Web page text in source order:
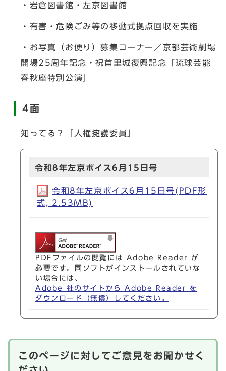
・岩倉図書館・左京図書館
・有害・危険ごみ等の移動式拠点回収を実施
・お写真（お便り）募集コーナー／京都芸術劇場
開場25周年記念・祝首里城復興記念「琉球芸能
春秋座特別公演」
4面
知ってる？「人権擁護委員」
令和8年左京ボイス6月15日号
令和8年左京ボイス6月15日号(PDF形
式, 2.53MB)
PDFファイルの閲覧には Adobe Reader が
必要です。同ソフトがインストールされていな
い場合には、
Adobe 社のサイトから Adobe Reader を
ダウンロード（無償）してください。
このページに対してご意見をお聞かせく